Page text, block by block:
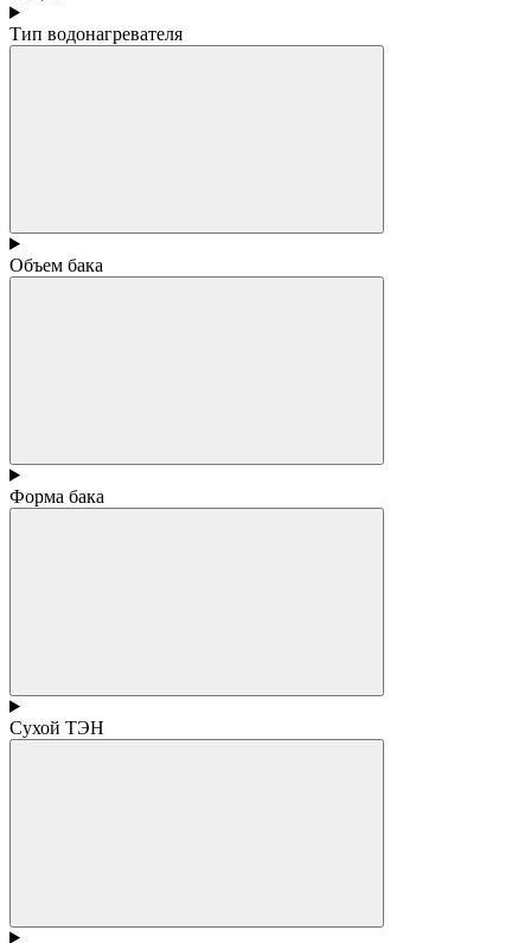
Тип водонагревателя
Объем бака
Форма бака
Сухой ТЭН